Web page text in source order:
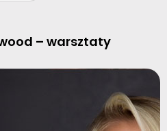
– warsztaty